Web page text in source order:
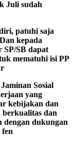
Juli sudah
patuhi saja
kepada
SP/SB dapat
mematuhi isi PP
Sosial
yang
kebijakan dan
dan
dengan dukungan